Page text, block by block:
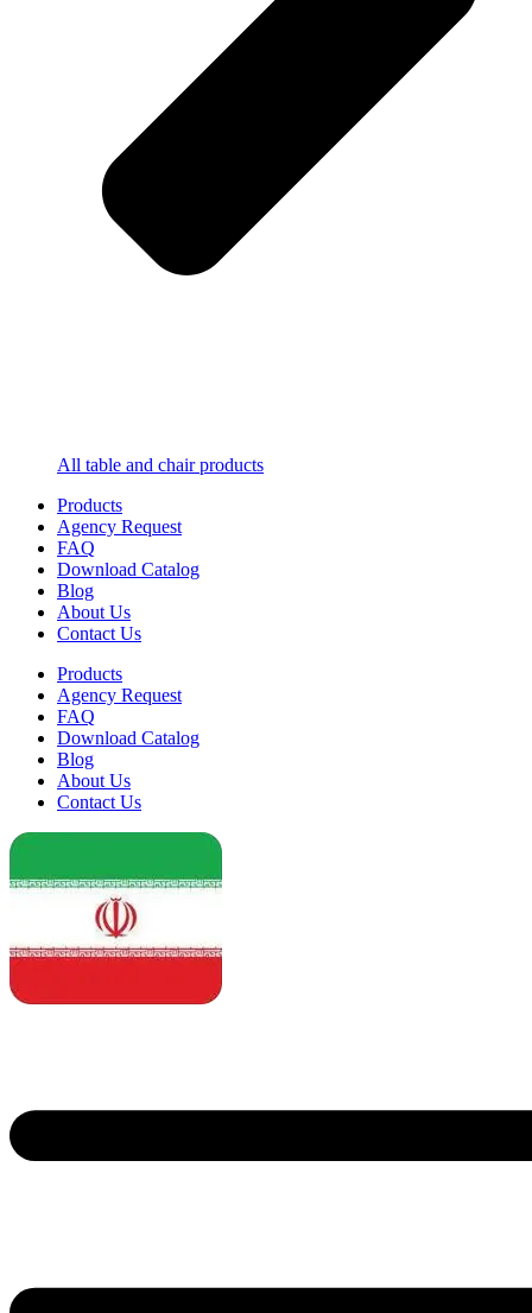
All table and chair products
Products
Agency Request
FAQ
Download Catalog
Blog
About Us
Contact Us
Products
Agency Request
FAQ
Download Catalog
Blog
About Us
Contact Us